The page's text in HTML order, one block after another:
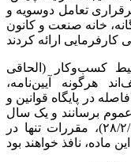
تعامل دوسویه و
خانه صنعت و کانون
محیط کسب‌وکار (الحاقی
هرگونه آیین‌نامه،
در پایگاه قوانین و
برسانند و یک سال
پس از لازم‌الاجرا شدن این قانون (۲۸/۲/۱۴۰۲)، مقررات تنها در